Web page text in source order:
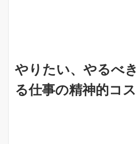
やりたい、やるべ
る仕事の精神的コ